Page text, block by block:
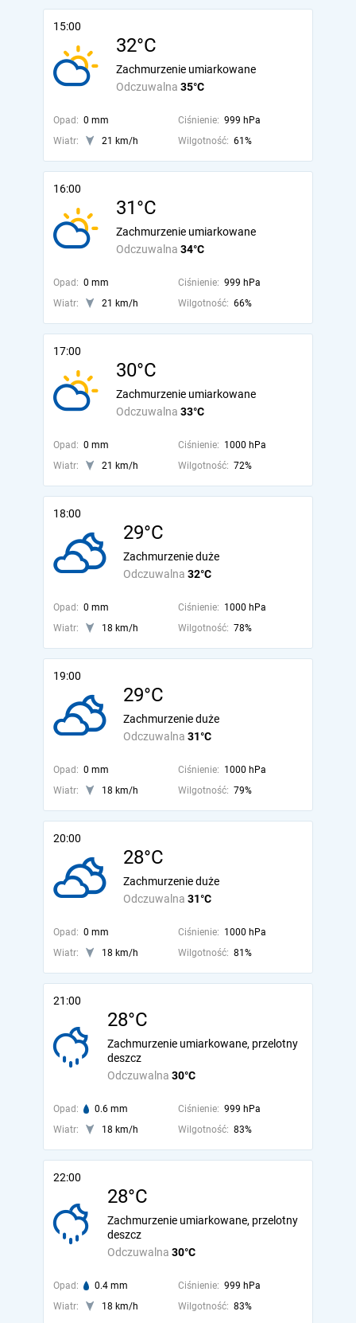
15:00
32°C
Odczuwalna 35°C
Zachmurzenie umiarkowane
Opad: 0 mm Ciśnienie: 999 hPa
Wiatr:
21 km/h Wilgotność: 61%
16:00
31°C
Odczuwalna 34°C
Zachmurzenie umiarkowane
Opad: 0 mm Ciśnienie: 999 hPa
Wiatr:
21 km/h Wilgotność: 66%
17:00
30°C
Odczuwalna 33°C
Zachmurzenie umiarkowane
Opad: 0 mm Ciśnienie: 1000 hPa
Wiatr:
21 km/h Wilgotność: 72%
18:00
29°C
Odczuwalna 32°C
Zachmurzenie duże
Opad: 0 mm Ciśnienie: 1000 hPa
Wiatr:
18 km/h Wilgotność: 78%
19:00
29°C
Odczuwalna 31°C
Zachmurzenie duże
Opad: 0 mm Ciśnienie: 1000 hPa
Wiatr:
18 km/h Wilgotność: 79%
20:00
28°C
Odczuwalna 31°C
Zachmurzenie duże
Opad: 0 mm Ciśnienie: 1000 hPa
Wiatr:
18 km/h Wilgotność: 81%
21:00
28°C
Odczuwalna 30°C
Zachmurzenie umiarkowane, przelotny
deszcz
Opad: 0.6 mm Ciśnienie: 999 hPa
Wiatr:
18 km/h Wilgotność: 83%
22:00
28°C
Odczuwalna 30°C
Zachmurzenie umiarkowane, przelotny
deszcz
Opad: 0.4 mm Ciśnienie: 999 hPa
Wiatr:
18 km/h Wilgotność: 83%